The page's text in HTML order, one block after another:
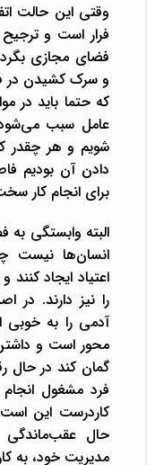
وقتی این حالت
فرار است و
فضای مجازی
و سرک کشیدن
که حتما باید در
عامل سبب می‌شود
شویم و هر چقدر
دادن آن بودیم
برای انجام کار
البته وابستگی
انسان‌ها نیست
اعتیاد ایجاد
را نیز دارند.
آدمی را به خوبی
محور است و
گمان کند در حال
فرد مشغول
کاردرست این
حال
مدیریت خود، به